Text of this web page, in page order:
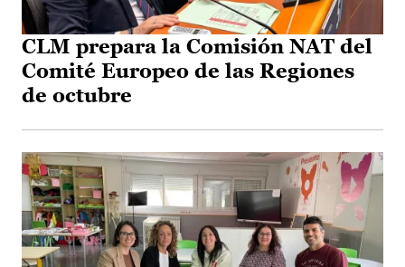
CLM prepara la Comisión NAT del
Comité Europeo de las Regiones
de octubre